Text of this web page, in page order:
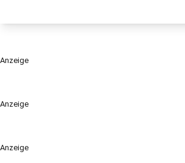
Anzeige
Anzeige
Anzeige